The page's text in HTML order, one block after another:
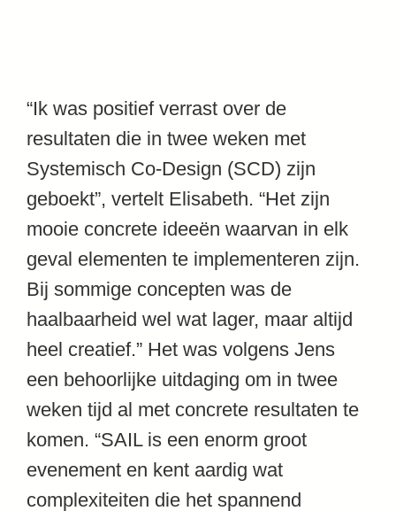
“Ik was positief verrast over de
resultaten die in twee weken met
Systemisch Co-Design (SCD) zijn
geboekt”, vertelt Elisabeth. “Het zijn
mooie concrete ideeën waarvan in elk
geval elementen te implementeren zijn.
Bij sommige concepten was de
haalbaarheid wel wat lager, maar altijd
heel creatief.” Het was volgens Jens
een behoorlijke uitdaging om in twee
weken tijd al met concrete resultaten te
komen. “SAIL is een enorm groot
evenement en kent aardig wat
complexiteiten die het spannend